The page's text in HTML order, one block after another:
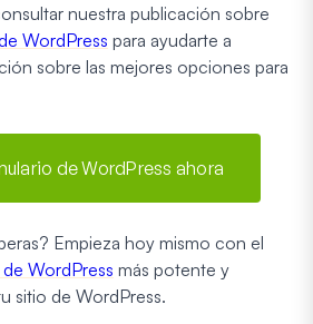
nuestra publicación sobre
WordPress para ayudarte a
sobre las mejores opciones para
de WordPress ahora
Empieza hoy mismo con el
WordPress más potente y
sitio de WordPress.